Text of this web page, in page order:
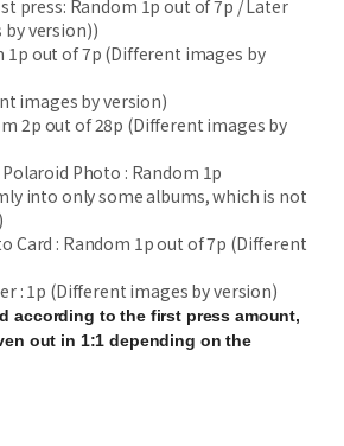
press: Random 1p out of 7p / Later
version))
1p out of 7p (Different images by
images by version)
2p out of 28p (Different images by
Photo : Random 1p
into only some albums, which is not
Card : Random 1p out of 7p (Different
: 1p (Different images by version)
according to the first press amount,
out in 1:1 depending on the